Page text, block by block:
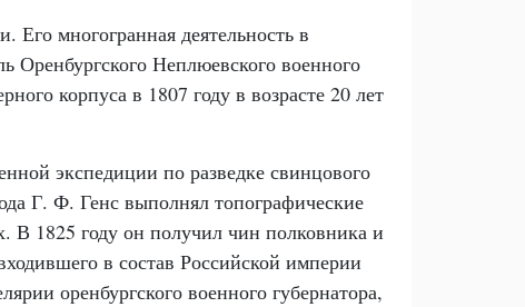
Его многогранная деятельность в
Оренбургского Неплюевского военного
корпуса в 1807 году в возрасте 20 лет
экспедиции по разведке свинцового
Г. Ф. Генс выполнял топографические
В 1825 году он получил чин полковника и
в состав Российской империи
оренбургского военного губернатора,